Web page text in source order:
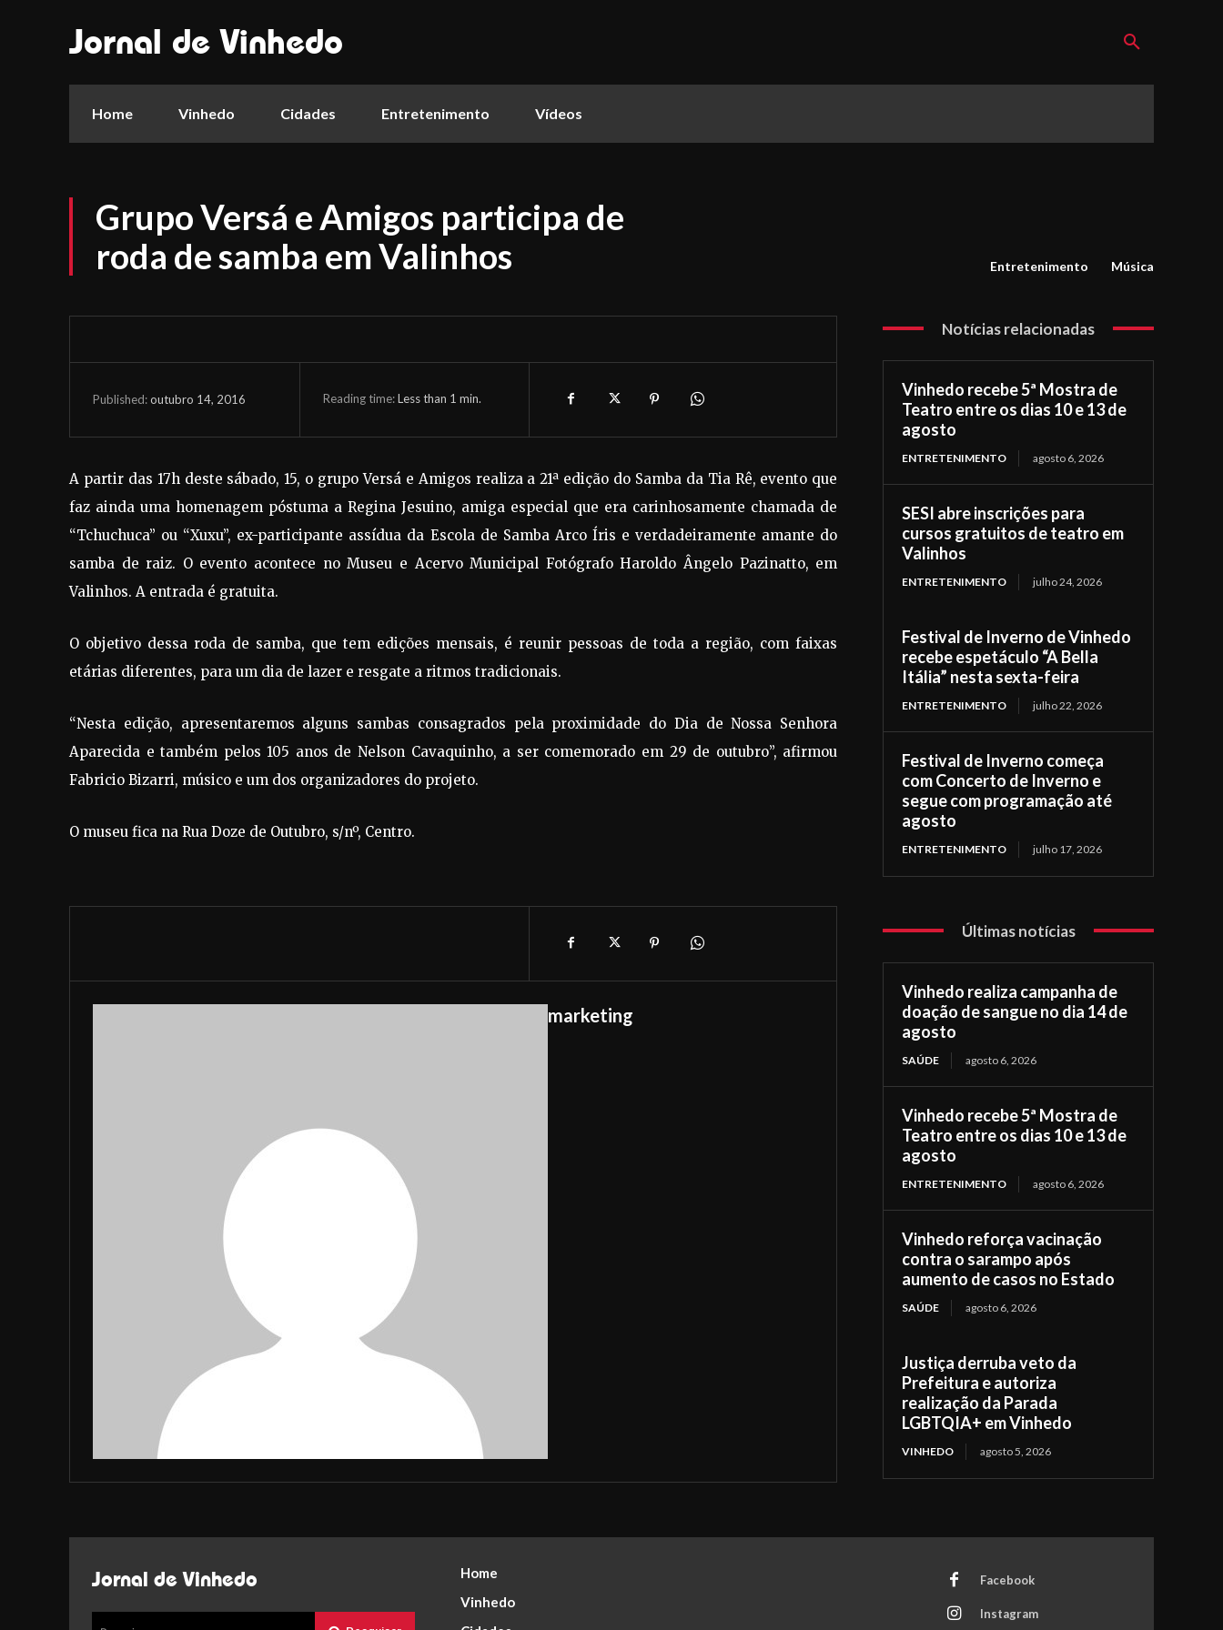
Jornal de Vinhedo
Home Vinhedo Cidades Entretenimento Vídeos
Grupo Versá e Amigos participa de
roda de samba em Valinhos
Entretenimento Música
Published:outubro 14, 2016 Reading time:Less than 1 min.
A partir das 17h deste sábado, 15, o grupo Versá e Amigos realiza a 21ª edição do Samba da Tia Rê, evento que
faz ainda uma homenagem póstuma a Regina Jesuino, amiga especial que era carinhosamente chamada de
“Tchuchuca” ou “Xuxu”, ex-participante assídua da Escola de Samba Arco Íris e verdadeiramente amante do
samba de raiz. O evento acontece no Museu e Acervo Municipal Fotógrafo Haroldo Ângelo Pazinatto, em
Valinhos. A entrada é gratuita.
O objetivo dessa roda de samba, que tem edições mensais, é reunir pessoas de toda a região, com faixas
etárias diferentes, para um dia de lazer e resgate a ritmos tradicionais.
“Nesta edição, apresentaremos alguns sambas consagrados pela proximidade do Dia de Nossa Senhora
Aparecida e também pelos 105 anos de Nelson Cavaquinho, a ser comemorado em 29 de outubro”, afirmou
Fabricio Bizarri, músico e um dos organizadores do projeto.
O museu fica na Rua Doze de Outubro, s/nº, Centro.
marketing
Notícias relacionadas
Vinhedo recebe 5ª Mostra de
Teatro entre os dias 10 e 13 de
agosto
ENTRETENIMENTO agosto 6, 2026
SESI abre inscrições para
cursos gratuitos de teatro em
Valinhos
ENTRETENIMENTO julho 24, 2026
Festival de Inverno de Vinhedo
recebe espetáculo “A Bella
Itália” nesta sexta-feira
ENTRETENIMENTO julho 22, 2026
Festival de Inverno começa
com Concerto de Inverno e
segue com programação até
agosto
ENTRETENIMENTO julho 17, 2026
Últimas notícias
Vinhedo realiza campanha de
doação de sangue no dia 14 de
agosto
SAÚDE agosto 6, 2026
Vinhedo recebe 5ª Mostra de
Teatro entre os dias 10 e 13 de
agosto
ENTRETENIMENTO agosto 6, 2026
Vinhedo reforça vacinação
contra o sarampo após
aumento de casos no Estado
SAÚDE agosto 6, 2026
Justiça derruba veto da
Prefeitura e autoriza
realização da Parada
LGBTQIA+ em Vinhedo
VINHEDO agosto 5, 2026
Jornal de Vinhedo
Home
Vinhedo
Facebook
Instagram